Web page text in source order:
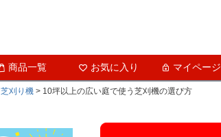
商品一覧 お気に入り マイページ
芝刈り機 10坪以上の広い庭で使う芝刈機の選び方